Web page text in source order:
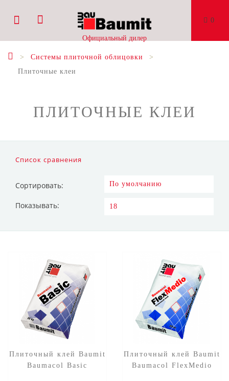
Официальный дилер
0
Системы плиточной облицовки
Плиточные клеи
ПЛИТОЧНЫЕ КЛЕИ
Список сравнения
Сортировать:
Показывать:
Плиточный клей Baumit
Baumacol Basic
Плиточный клей Baumit
Baumacol FlexMedio